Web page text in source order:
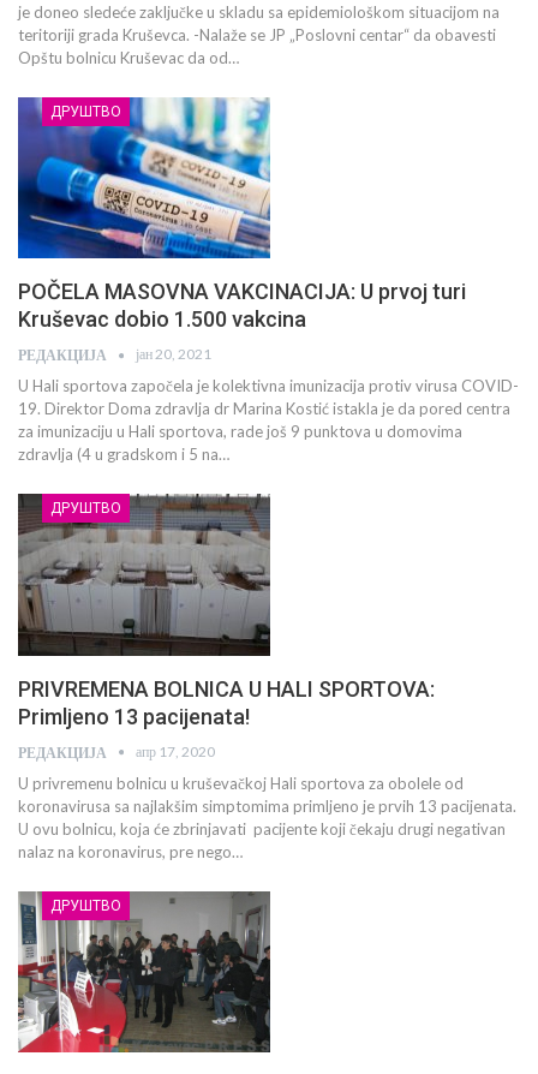
je doneo sledeće zaključke u skladu sa epidemiološkom situacijom na
teritoriji grada Kruševca. -Nalaže se JP „Poslovni centar“ da obavesti
Opštu bolnicu Kruševac da od…
ДРУШТВО
POČELA MASOVNA VAKCINACIJA: U prvoj turi
Kruševac dobio 1.500 vakcina
РЕДАКЦИЈА јан 20, 2021
U Hali sportova započela je kolektivna imunizacija protiv virusa COVID-
19. Direktor Doma zdravlja dr Marina Kostić istakla je da pored centra
za imunizaciju u Hali sportova, rade još 9 punktova u domovima
zdravlja (4 u gradskom i 5 na…
ДРУШТВО
PRIVREMENA BOLNICA U HALI SPORTOVA:
Primljeno 13 pacijenata!
РЕДАКЦИЈА апр 17, 2020
U privremenu bolnicu u kruševačkoj Hali sportova za obolele od
koronavirusa sa najlakšim simptomima primljeno je prvih 13 pacijenata.
U ovu bolnicu, koja će zbrinjavati pacijente koji čekaju drugi negativan
nalaz na koronavirus, pre nego…
ДРУШТВО